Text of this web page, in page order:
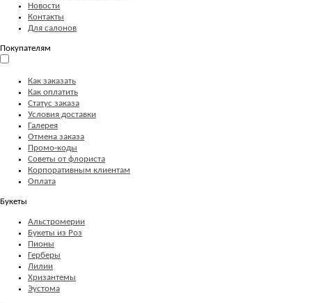
Новости
Контакты
Для салонов
Покупателям
Как заказать
Как оплатить
Статус заказа
Условия доставки
Галерея
Отмена заказа
Промо-коды
Советы от флориста
Корпоративным клиентам
Оплата
Букеты
Альстромерии
Букеты из Роз
Пионы
Герберы
Лилии
Хризантемы
Эустома